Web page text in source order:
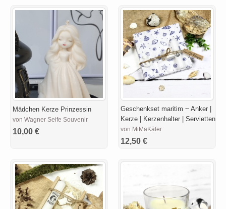
Mädchen Kerze Prinzessin
von Wagner Seife Souvenir
10,00 €
Geschenkset maritim ~ Anker |
Kerze | Kerzenhalter | Servietten
von MiMaKäfer
12,50 €